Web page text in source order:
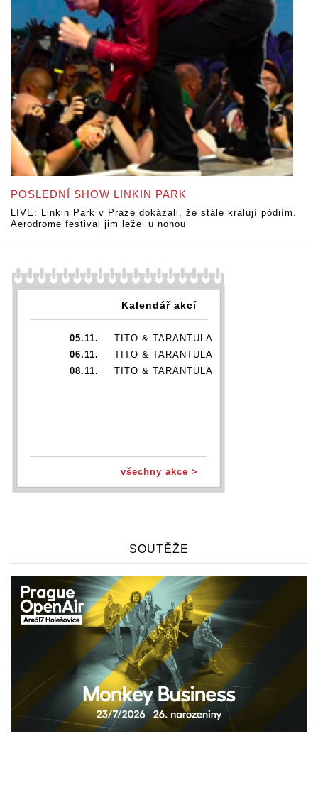
POSLEDNÍ SHOW LINKIN PARK
LIVE: Linkin Park v Praze dokázali, že stále kralují pódiím.
Aerodrome festival jim ležel u nohou
Kalendář akcí
05.11.
TITO & TARANTULA
06.11.
TITO & TARANTULA
08.11.
TITO & TARANTULA
všechny akce >
SOUTĚŽE